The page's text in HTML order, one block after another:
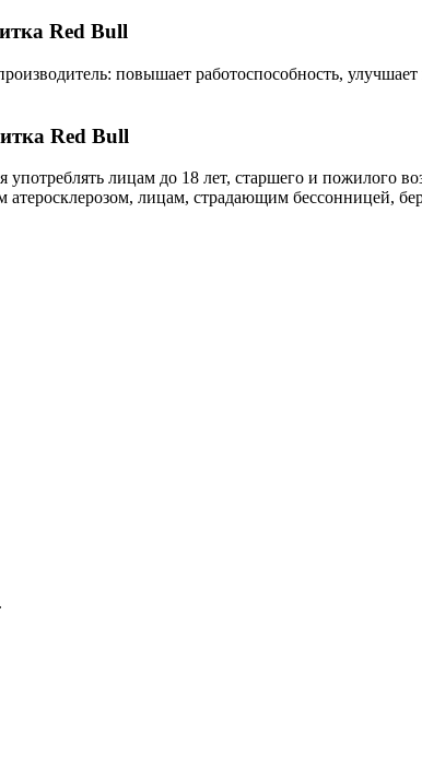
Red Bull
повышает работоспособность,
Red Bull
лицам до 18 лет, старшего и пожилого
лицам, страдающим бессонницей,